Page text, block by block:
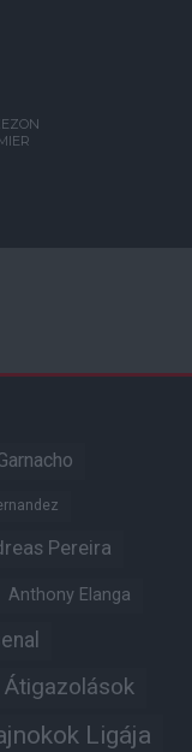
Pereira
Anthony Elanga
Átigazolások
Ligája